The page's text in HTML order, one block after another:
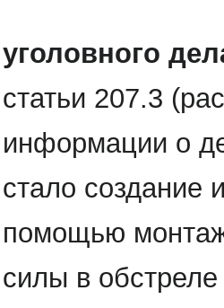
уголовного
статьи 207.3
информации о
стало создание
помощью
силы в